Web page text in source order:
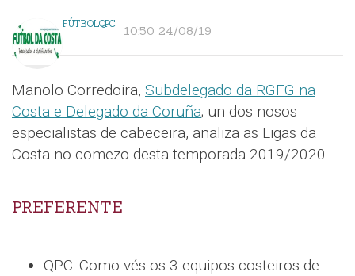
FÚTBOLQPC 10:50 24/08/19
Manolo Corredoira, Subdelegado da RGFG na
Costa e Delegado da Coruña; un dos nosos
especialistas de cabeceira, analiza as Ligas da
Costa no comezo desta temporada 2019/2020.
PREFERENTE
QPC: Como vés os 3 equipos costeiros de